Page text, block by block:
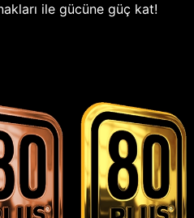
ile gücüne güç kat!